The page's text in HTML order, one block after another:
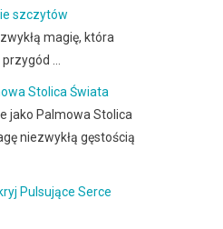
szczytów
magię, która
…
Stolica Świata
jako Palmowa Stolica
niezwykłą gęstością
Pulsujące Serce